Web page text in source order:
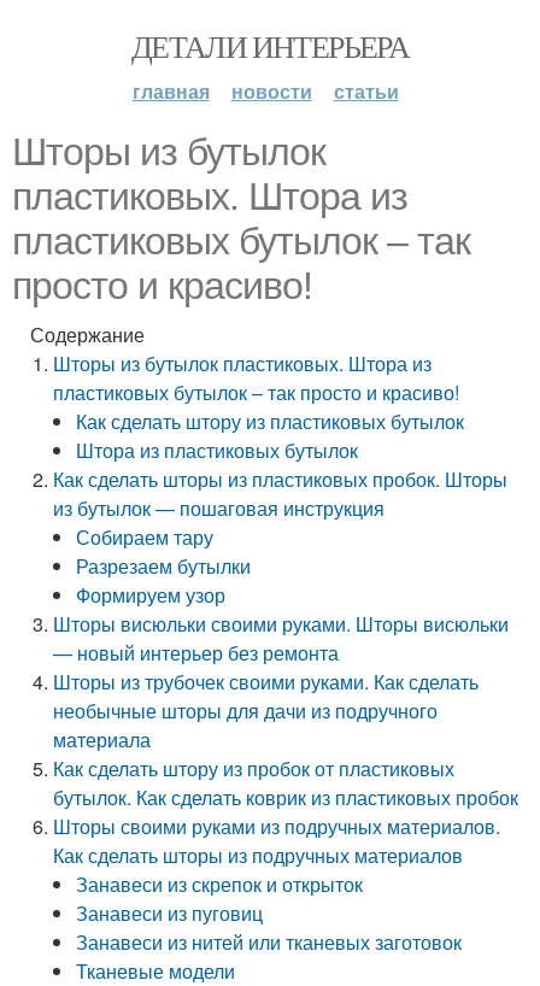
ДЕТАЛИ ИНТЕРЬЕРА
главная новости статьи
Шторы из бутылок
пластиковых. Штора из
пластиковых бутылок – так
просто и красиво!
Содержание
Шторы из бутылок пластиковых. Штора из
пластиковых бутылок – так просто и красиво!
Как сделать штору из пластиковых бутылок
Штора из пластиковых бутылок
Как сделать шторы из пластиковых пробок. Шторы
из бутылок — пошаговая инструкция
Собираем тару
Разрезаем бутылки
Формируем узор
Шторы висюльки своими руками. Шторы висюльки
— новый интерьер без ремонта
Шторы из трубочек своими руками. Как сделать
необычные шторы для дачи из подручного
материала
Как сделать штору из пробок от пластиковых
бутылок. Как сделать коврик из пластиковых пробок
Шторы своими руками из подручных материалов.
Как сделать шторы из подручных материалов
Занавеси из скрепок и открыток
Занавеси из пуговиц
Занавеси из нитей или тканевых заготовок
Тканевые модели